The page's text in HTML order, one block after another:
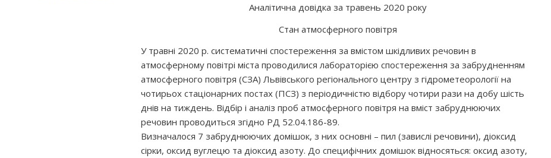
Аналітична довідка за травень 2020 року
Стан атмосферного повітря
У травні 2020 р. систематичні спостереження за вмістом шкідливих речовин в
атмосферному повітрі міста проводилися лабораторією спостереження за забрудненням
атмосферного повітря (СЗА) Львівського регіонального центру з гідрометеорології на
чотирьох стаціонарних постах (ПСЗ) з періодичністю відбору чотири рази на добу шість
днів на тиждень. Відбір і аналіз проб атмосферного повітря на вміст забруднюючих
речовин проводиться згідно РД 52.04.186-89.
Визначалося 7 забруднюючих домішок, з них основні – пил (завислі речовини), діоксид
сірки, оксид вуглецю та діоксид азоту. До специфічних домішок відносяться: оксид азоту,